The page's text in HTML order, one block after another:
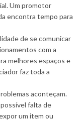
Um promotor
encontra tempo para
de se comunicar
com a
melhores espaços e
faz toda a
aconteçam.
falta de
um item ou